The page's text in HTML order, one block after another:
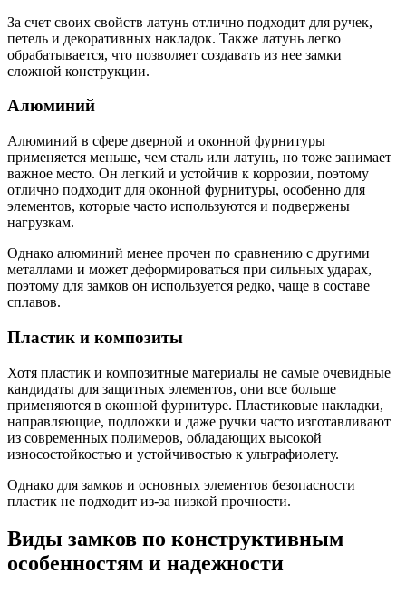
За счет своих свойств латунь отлично подходит для ручек,
петель и декоративных накладок. Также латунь легко
обрабатывается, что позволяет создавать из нее замки
сложной конструкции.
Алюминий
Алюминий в сфере дверной и оконной фурнитуры
применяется меньше, чем сталь или латунь, но тоже занимает
важное место. Он легкий и устойчив к коррозии, поэтому
отлично подходит для оконной фурнитуры, особенно для
элементов, которые часто используются и подвержены
нагрузкам.
Однако алюминий менее прочен по сравнению с другими
металлами и может деформироваться при сильных ударах,
поэтому для замков он используется редко, чаще в составе
сплавов.
Пластик и композиты
Хотя пластик и композитные материалы не самые очевидные
кандидаты для защитных элементов, они все больше
применяются в оконной фурнитуре. Пластиковые накладки,
направляющие, подложки и даже ручки часто изготавливают
из современных полимеров, обладающих высокой
износостойкостью и устойчивостью к ультрафиолету.
Однако для замков и основных элементов безопасности
пластик не подходит из-за низкой прочности.
Виды замков по конструктивным
особенностям и надежности